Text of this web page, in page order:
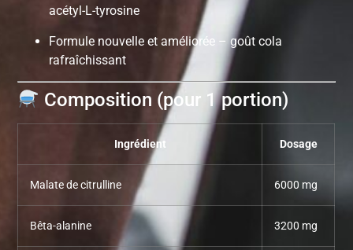
acétyl-L-tyrosine
Formule nouvelle et améliorée – goût cola
rafraîchissant
Composition (pour 1 portion)
Ingrédient Dosage
Malate de citrulline 6000 mg
Bêta-alanine 3200 mg